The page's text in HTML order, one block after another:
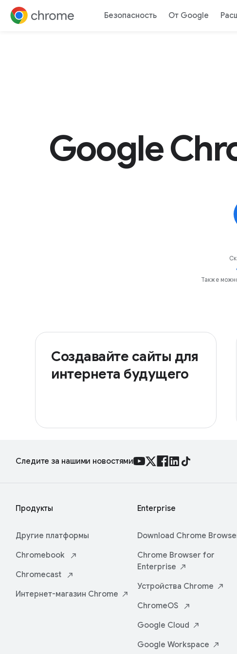
Безопасность От Google
Google
Также
Создавайте сайты для
интернета будущего
Следите за нашими новостями
Продукты
Другие платформы
Chromebook
Chromecast
Интернет-магазин Chrome
Enterprise
Download Chrome
Chrome Browser for
Enterprise
Устройства Chrome
ChromeOS
Google Cloud
Google Workspace